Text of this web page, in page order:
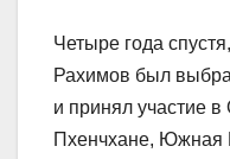
Четыре года
Рахимов был
и принял участие
Пхенчхане, Южная